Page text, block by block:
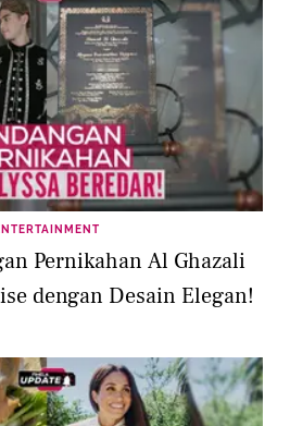
Pernikahan Al Ghazali
dengan Desain Elegan!